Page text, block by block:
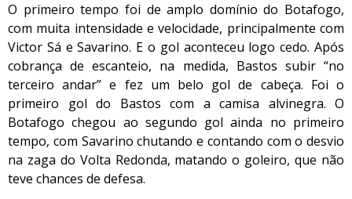
O primeiro tempo foi de amplo domínio do Botafogo,
com muita intensidade e velocidade, principalmente com
Victor Sá e Savarino. E o gol aconteceu logo cedo. Após
cobrança de escanteio, na medida, Bastos subir “no
terceiro andar” e fez um belo gol de cabeça. Foi o
primeiro gol do Bastos com a camisa alvinegra. O
Botafogo chegou ao segundo gol ainda no primeiro
tempo, com Savarino chutando e contando com o desvio
na zaga do Volta Redonda, matando o goleiro, que não
teve chances de defesa.